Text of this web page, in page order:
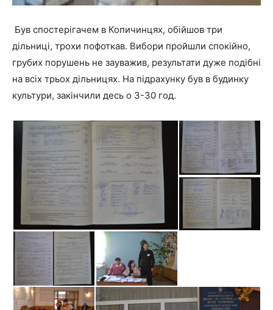
Був спостерігачем в Копичинцях, обійшов три
дільниці, трохи пофоткав. Вибори пройшли спокійно,
грубих порушень не зауважив, результати дуже подібні
на всіх трьох дільницях. На підрахунку був в будинку
культури, закінчили десь о 3-30 год.